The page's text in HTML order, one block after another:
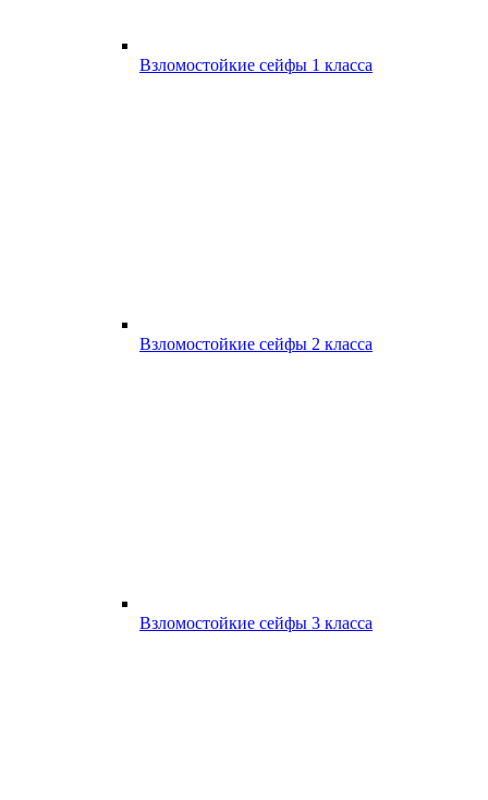
Взломостойкие сейфы 1 класса
Взломостойкие сейфы 2 класса
Взломостойкие сейфы 3 класса